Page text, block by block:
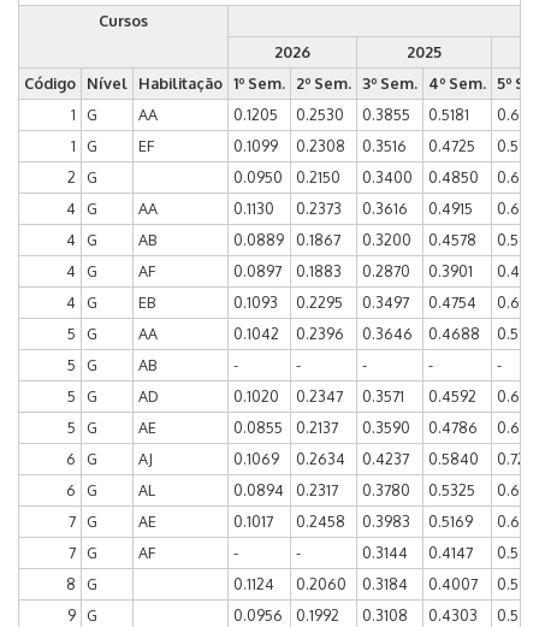
Cursos
2026
2025
Código
Nível Habilitação 1º Sem. 2º Sem. 3º Sem. 4º Sem. 5º
1
G AA 0.1205 0.2530 0.3855 0.5181
1
G EF 0.1099 0.2308 0.3516 0.4725
2
G 0.0950 0.2150 0.3400 0.4850
4
G AA 0.1130 0.2373 0.3616 0.4915
4
G AB 0.0889 0.1867 0.3200 0.4578
4
G AF 0.0897 0.1883 0.2870 0.3901
4
G EB 0.1093 0.2295 0.3497 0.4754
5
G AA 0.1042 0.2396 0.3646 0.4688
5
G AB - - - -
-
5
G AD 0.1020 0.2347 0.3571 0.4592
5
G AE 0.0855 0.2137 0.3590 0.4786
6
G AJ 0.1069 0.2634 0.4237 0.5840
0.7214
6
G AL 0.0894 0.2317 0.3780 0.5325
7
G AE 0.1017 0.2458 0.3983 0.5169
7
G AF - - 0.3144 0.4147
0.5351
8
G 0.1124 0.2060 0.3184 0.4007
9
G 0.0956 0.1992 0.3108 0.4303